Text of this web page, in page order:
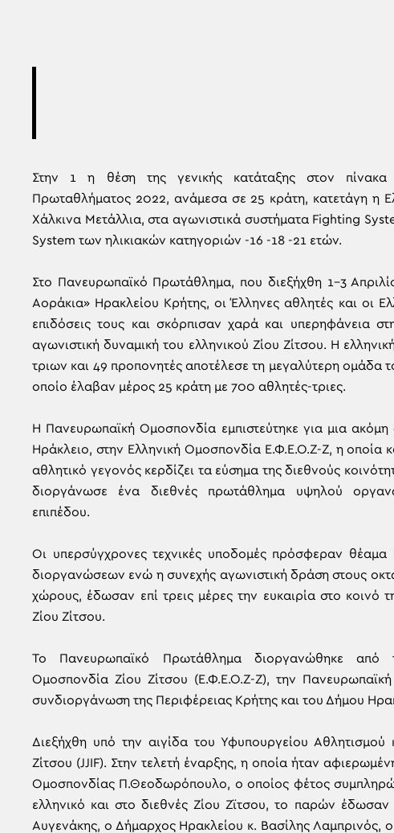
Στην 1 η θέση της γενικής κατάταξης στον
Πρωταθλήματος 2022, ανάμεσα σε 25 κράτη, κατετάγη η
Χάλκινα Μετάλλια, στα αγωνιστικά συστήματα Fighting
System των ηλικιακών κατηγοριών -16 -18 -21 ετών.
Στο Πανευρωπαϊκό Πρωτάθλημα, που διεξήχθη 1-3
Αοράκια» Ηρακλείου Κρήτης, οι Έλληνες αθλητές και οι
επιδόσεις τους και σκόρπισαν χαρά και υπερηφάνεια
αγωνιστική δυναμική του ελληνικού Ζίου Ζίτσου. Η
τριων και 49 προπονητές αποτέλεσε τη μεγαλύτερη
οποίο έλαβαν μέρος 25 κράτη με 700 αθλητές-τριες.
Η Πανευρωπαϊκή Ομοσπονδία εμπιστεύτηκε για μια
Ηράκλειο, στην Ελληνική Ομοσπονδία Ε.Φ.Ε.Ο.Ζ-Ζ, η
αθλητικό γεγονός κερδίζει τα εύσημα της διεθνούς
διοργάνωσε ένα διεθνές πρωτάθλημα υψηλού
επιπέδου.
Οι υπερσύγχρονες τεχνικές υποδομές πρόσφεραν θέαμα
διοργανώσεων ενώ η συνεχής αγωνιστική δράση στους
χώρους, έδωσαν επί τρεις μέρες την ευκαιρία στο κοινό
Ζίου Ζίτσου.
Το Πανευρωπαϊκό Πρωτάθλημα διοργανώθηκε από
Ομοσπονδία Ζίου Ζίτσου (Ε.Φ.Ε.Ο.Ζ-Ζ), την
συνδιοργάνωση της Περιφέρειας Κρήτης και του Δήμου
Διεξήχθη υπό την αιγίδα του Υφυπουργείου
Ζίτσου (JJIF). Στην τελετή έναρξης, η οποία ήταν
Ομοσπονδίας Π.Θεοδωρόπουλο, ο οποίος φέτος
ελληνικό και στο διεθνές Ζίου Ζϊτσου, το παρών
Αυγενάκης, ο Δήμαρχος Ηρακλείου κ. Βασίλης Λαμπρινός, ο